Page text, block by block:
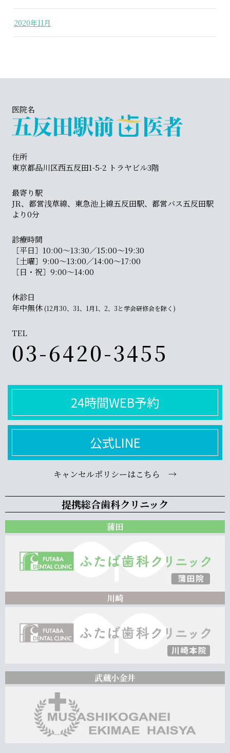
2020年11月
医院名
住所
東京都品川区西五反田1-5-2 トラヤビル3階
最寄り駅
JR、都営浅草線、東急池上線五反田駅、都営バス五反田駅
より0分
診療時間
［平日］10:00〜13:30／15:00〜19:30
［土曜］9:00〜13:00／14:00〜17:00
［日・祝］9:00〜14:00
休診日
年中無休 (12月30、31、1月1、2、3と学会研修会を除く)
TEL
03-6420-3455
24時間WEB予約
公式LINE
キャンセルポリシーはこちら →
提携総合歯科クリニック
蒲田
川崎
武蔵小金井